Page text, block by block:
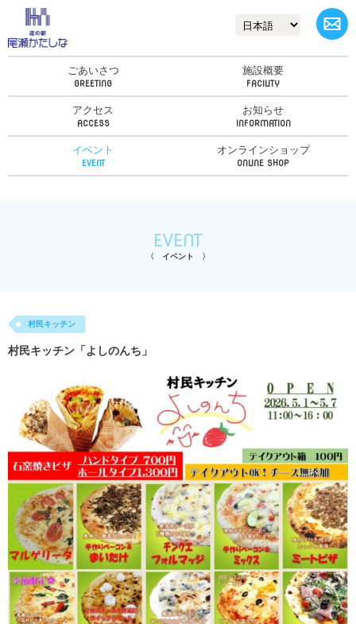
ごあいさつ 施設概要
アクセス お知らせ
イベント オンラインショップ
EVENT
イベント
村民キッチン
村民キッチン「よしのんち」